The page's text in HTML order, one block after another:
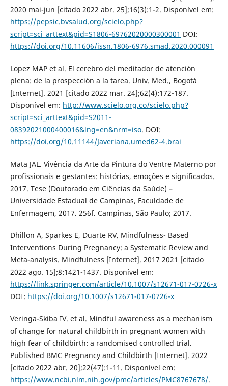
2020 mai-jun [citado 2022 abr. 25];16(3):1-2. Disponível em:
https://pepsic.bvsalud.org/scielo.php?
script=sci_arttext&pid=S1806-69762020000300001 DOI:
https://doi.org/10.11606/issn.1806-6976.smad.2020.000091
Lopez MAP et al. El cerebro del meditador de atención
plena: de la prospección a la tarea. Univ. Med., Bogotá
[Internet]. 2021 [citado 2022 mar. 24];62(4):172-187.
Disponível em: http://www.scielo.org.co/scielo.php?
script=sci_arttext&pid=S2011-
08392021000400016&lng=en&nrm=iso. DOI:
https://doi.org/10.11144/Javeriana.umed62-4.brai
Mata JAL. Vivência da Arte da Pintura do Ventre Materno por
profissionais e gestantes: histórias, emoções e significados.
2017. Tese (Doutorado em Ciências da Saúde) –
Universidade Estadual de Campinas, Faculdade de
Enfermagem, 2017. 256f. Campinas, São Paulo; 2017.
Dhillon A, Sparkes E, Duarte RV. Mindfulness- Based
Interventions During Pregnancy: a Systematic Review and
Meta-analysis. Mindfulness [Internet]. 2017 2021 [citado
2022 ago. 15];8:1421-1437. Disponível em:
https://link.springer.com/article/10.1007/s12671-017-0726-x
DOI: https://doi.org/10.1007/s12671-017-0726-x
Veringa-Skiba IV. et al. Mindful awareness as a mechanism
of change for natural childbirth in pregnant women with
high fear of childbirth: a randomised controlled trial.
Published BMC Pregnancy and Childbirth [Internet]. 2022
[citado 2022 abr. 20];22(47):1-11. Disponível em:
https://www.ncbi.nlm.nih.gov/pmc/articles/PMC8767678/.